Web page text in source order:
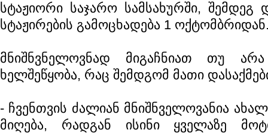
სტაჟიორი საჯარო სამსახურში, შემდეგ
სტაჟირების გამოცხადება 1
მნიშნვნელოვნად მიგაჩნიათ თუ
ხელშეწყობა, რაც შემდგომ მათი
- ჩვენთვის ძალიან მნიშნველოვანია
მიღება, რადგან ისინი ყველაზე